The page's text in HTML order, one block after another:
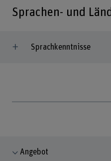
Sprachen- und
Sprachkenntnisse
Angebot